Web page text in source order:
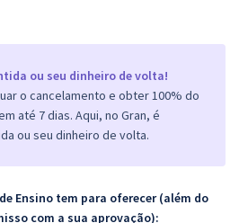
ou seu dinheiro de volta!
o cancelamento e obter 100% do
até 7 dias. Aqui, no Gran, é
ou seu dinheiro de volta.
Ensino tem para oferecer (além do
com a sua aprovação):